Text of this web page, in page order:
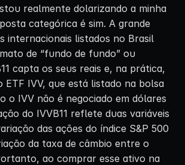
realmente dolarizando a minha
categórica é sim. A grande
internacionais listados no Brasil
de “fundo de fundo” ou
capta os seus reais e, na prática,
ETF IVV, que está listado na bolsa
o IVV não é negociado em dólares
do IVVB11 reflete duas variáveis
das ações do índice S&P 500
da taxa de câmbio entre o
ao comprar esse ativo na